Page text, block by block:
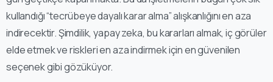
kullandığı “tecrübeye dayalı karar alma” alışkanlığını en aza
indirecektir. Şimdilik, yapay zeka, bu kararları almak, iç görüler
elde etmek ve riskleri en aza indirmek için en güvenilen
seçenek gibi gözüküyor.